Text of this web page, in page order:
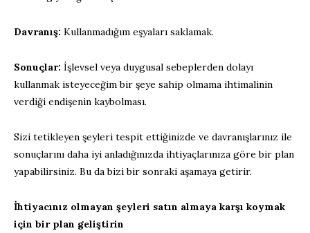
Davranış: Kullanmadığım eşyaları saklamak.
Sonuçlar: İşlevsel veya duygusal sebeplerden dolayı
kullanmak isteyeceğim bir şeye sahip olmama ihtimalinin
verdiği endişenin kaybolması.
Sizi tetikleyen şeyleri tespit ettiğinizde ve davranışlarınız ile
sonuçlarını daha iyi anladığınızda ihtiyaçlarınıza göre bir plan
yapabilirsiniz. Bu da bizi bir sonraki aşamaya getirir.
İhtiyacınız olmayan şeyleri satın almaya karşı koymak
için bir plan geliştirin